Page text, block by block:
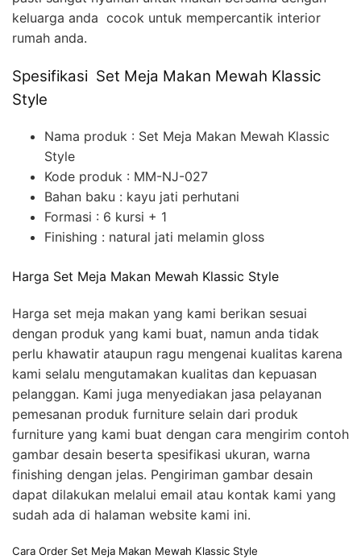
keluarga anda cocok untuk mempercantik interior
rumah anda.
Spesifikasi Set Meja Makan Mewah Klassic
Style
Nama produk : Set Meja Makan Mewah Klassic
Style
Kode produk : MM-NJ-027
Bahan baku : kayu jati perhutani
Formasi : 6 kursi + 1
Finishing : natural jati melamin gloss
Harga Set Meja Makan Mewah Klassic Style
Harga set meja makan yang kami berikan sesuai
dengan produk yang kami buat, namun anda tidak
perlu khawatir ataupun ragu mengenai kualitas karena
kami selalu mengutamakan kualitas dan kepuasan
pelanggan. Kami juga menyediakan jasa pelayanan
pemesanan produk furniture selain dari produk
furniture yang kami buat dengan cara mengirim contoh
gambar desain beserta spesifikasi ukuran, warna
finishing dengan jelas. Pengiriman gambar desain
dapat dilakukan melalui email atau kontak kami yang
sudah ada di halaman website kami ini.
Cara Order Set Meja Makan Mewah Klassic Style